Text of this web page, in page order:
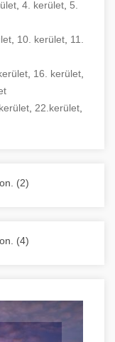
-
segítenek a
a
és az
Hosszú távú
műszaki
és
4. kerület 5.
, 10. kerület, 11.
16. kerület
22.kerület
(2)
(4)